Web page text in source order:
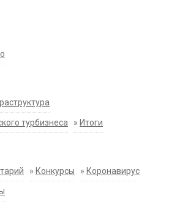
турбизнеса » Итоги
» Конкурсы » Коронавирус